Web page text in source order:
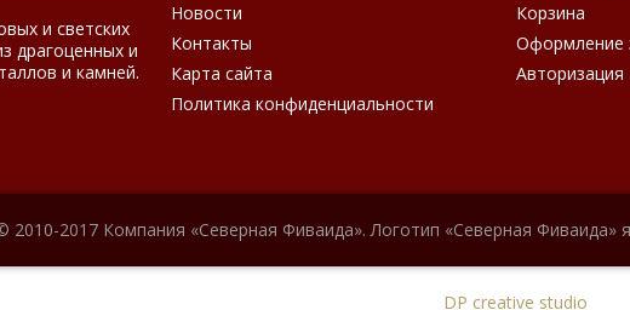
и светских
драгоценных и
и камней.
Новости
Контакты
Карта сайта
Политика конфиденциальности
Корзина
Оформление
Авторизация
2010-2017 Компания «Северная Фиваида». Логотип «Северная Фиваида»
DP creative studio